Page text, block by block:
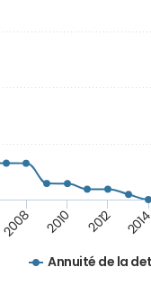
Annuité de la
2008 2010 2012 2014